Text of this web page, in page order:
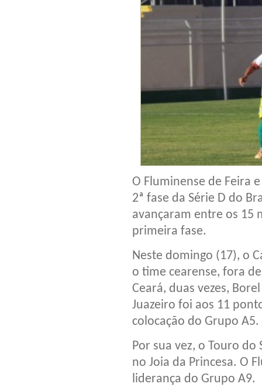
O Fluminense de Feira
2ª fase da Série D do
avançaram entre os 15
primeira fase.
Neste domingo (17), o
o time cearense, fora
Ceará, duas vezes,
Juazeiro foi aos 11
colocação do Grupo A5.
Por sua vez, o Touro
no Joia da Princesa. O
liderança do Grupo A9.